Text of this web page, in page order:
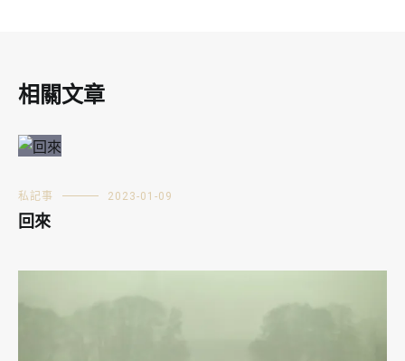
相關文章
私記事 2023-01-09
回來